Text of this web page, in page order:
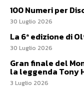
100 Numeri per
30 Luglio 2026
La 6ª edizione di
30 Luglio 2026
Gran finale del
la leggenda Tony
3 Luglio 2026